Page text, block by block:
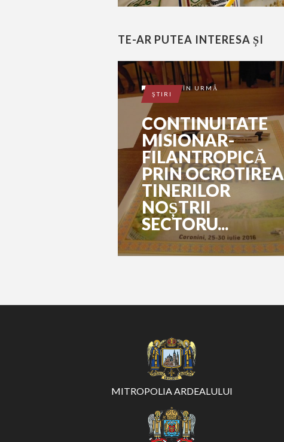
TE-AR PUTEA INTERESA ȘI
10 ANI ÎN URMĂ
ŞTIRI
CONTINUITATE
MISIONAR-
FILANTROPICĂ
PRIN OCROTIREA
TINERILOR
NOȘTRII
SECTORU...
MITROPOLIA ARDEALULUI